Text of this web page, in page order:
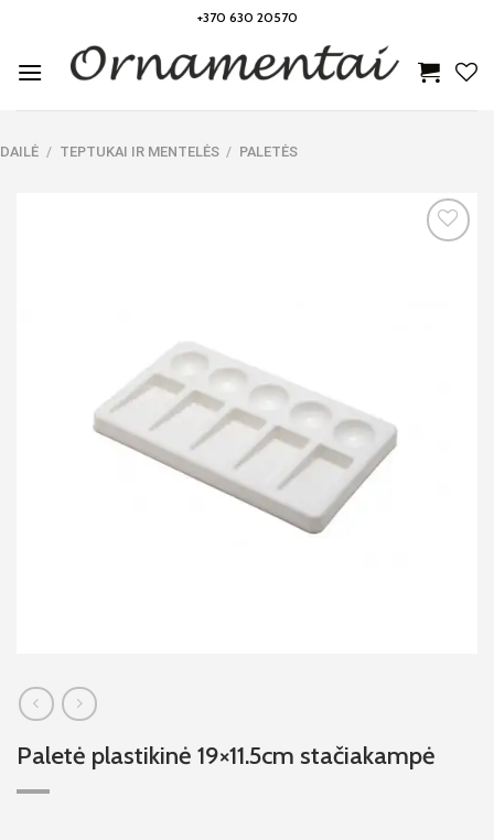
content
+370 630 20570
DAILĖ / TEPTUKAI IR MENTELĖS / PALETĖS
Paletė plastikinė 19×11.5cm stačiakampė